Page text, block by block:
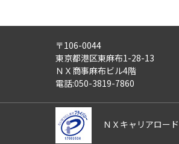
ご記入頂い
また、ご記
さらにまた
これらの請
〒106-0044
東京都港区東麻布1-28-13
ＮＸ商事麻布ビル4階
電話:050-3819-7860
ＮＸキャリアロー